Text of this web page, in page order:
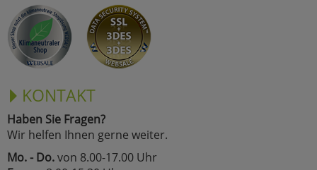
KONTAKT
Haben Sie Fragen?
Wir helfen Ihnen gerne weiter.
Mo. - Do.von 8.00-17.00 Uhr